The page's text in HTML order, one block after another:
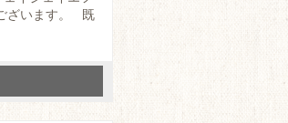
ざいます。 既